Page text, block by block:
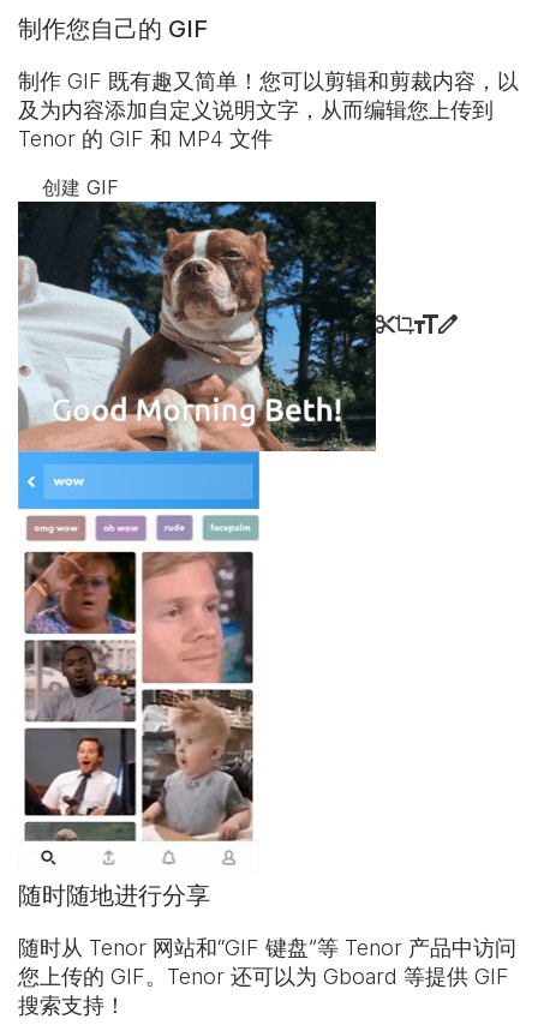
制作您自己的 GIF
制作 GIF 既有趣又简单！您可以剪辑和剪裁内容，以
及为内容添加自定义说明文字，从而编辑您上传到
Tenor 的 GIF 和 MP4 文件
创建 GIF
随时随地进行分享
随时从 Tenor 网站和“GIF 键盘”等 Tenor 产品中访问
您上传的 GIF。Tenor 还可以为 Gboard 等提供 GIF
搜索支持！